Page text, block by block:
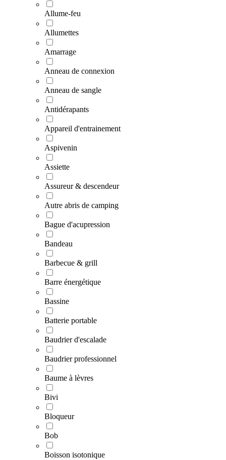
Allume-feu
Allumettes
Amarrage
Anneau de connexion
Anneau de sangle
Antidérapants
Appareil d'entrainement
Aspivenin
Assiette
Assureur & descendeur
Autre abris de camping
Bague d'acupression
Bandeau
Barbecue & grill
Barre énergétique
Bassine
Batterie portable
Baudrier d'escalade
Baudrier professionnel
Baume à lèvres
Bivi
Bloqueur
Bob
Boisson isotonique